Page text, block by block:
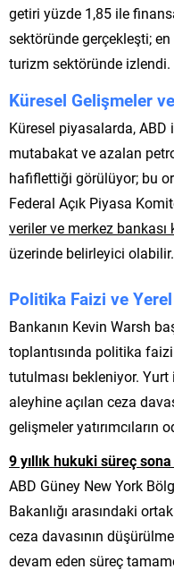
getiri yüzde 1,85 ile
sektöründe gerçekleşti;
turizm sektöründe izlendi.
Küresel Gelişmeler
Küresel piyasalarda, ABD
mutabakat ve azalan
hafiflettiği görülüyor; bu
Federal Açık Piyasa
veriler ve merkez bankası
üzerinde belirleyici olabilir.
Politika Faizi ve
Bankanın Kevin Warsh
toplantısında politika
tutulması bekleniyor. Yurt
aleyhine açılan ceza
gelişmeler yatırımcıların
9 yıllık hukuki süreç
ABD Güney New York
Bakanlığı arasındaki
ceza davasının
devam eden süreç